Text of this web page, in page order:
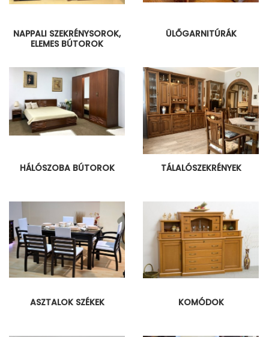
NAPPALI SZEKRÉNYSOROK,
ELEMES BÚTOROK
ÜLŐGARNITÚRÁK
HÁLÓSZOBA BÚTOROK TÁLALÓSZEKRÉNYEK
ASZTALOK SZÉKEK KOMÓDOK